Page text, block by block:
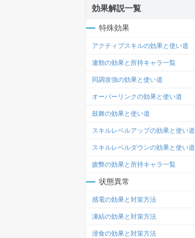
効果解説一覧
特殊効果
アクティブスキルの効果と使い道
連勁の効果と所持キャラ一覧
同調攻強の効果と使い道
オーバーリンクの効果と使い道
鼓舞の効果と使い道
スキルレベルアップの効果と使い道
スキルレベルダウンの効果と使い道
疲弊の効果と所持キャラ一覧
状態異常
感電の効果と対策方法
凍結の効果と対策方法
浸食の効果と対策方法